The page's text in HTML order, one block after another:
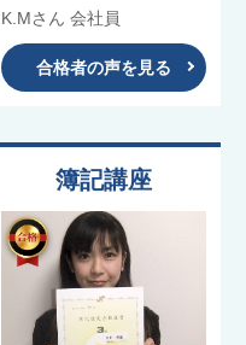
K.Mさん 会社員
合格者の声を見る
簿記講座